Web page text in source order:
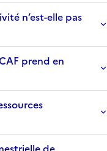
n’est-elle pas
prend en